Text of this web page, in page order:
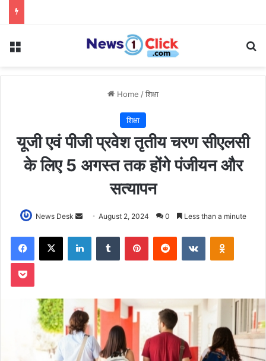
Menu
Home /शिक्षा
शिक्षा
यूजी एवं पीजी प्रवेश तृतीय चरण सीएलसी
के लिए 5 अगस्त तक होंगे पंजीयन और
सत्यापन
News Desk
Send
email
August 2, 2024 0 Less than a minute
Facebook
X LinkedInTumblr PinterestReddit VKontakte
Pocket